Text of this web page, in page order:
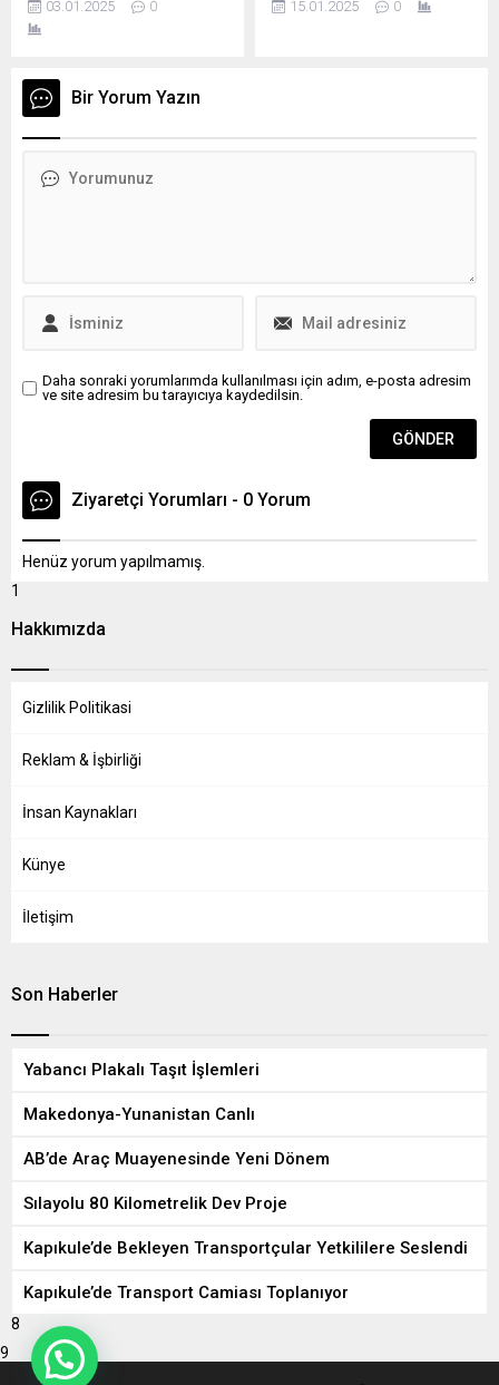
gerektiriyor. Sınır
kapılarından geri dönmek
istenmeyen durumlarla
karşılaşmak istemiyorsanız,
Kendinizin ve sizinle
03.01.2025 0
dini inançlara mensup
15.01.2025 0
Bir Yorum Yazın
Daha sonraki yorumlarımda kullanılması için adım, e-posta adresim
ve site adresim bu tarayıcıya kaydedilsin.
Ziyaretçi Yorumları - 0 Yorum
Henüz yorum yapılmamış.
1
Hakkımızda
Gizlilik Politikasi
Reklam & İşbirliği
İnsan Kaynakları
Künye
İletişim
Son Haberler
Yabancı Plakalı Taşıt İşlemleri
Makedonya-Yunanistan Canlı
AB’de Araç Muayenesinde Yeni Dönem
Sılayolu 80 Kilometrelik Dev Proje
Kapıkule’de Bekleyen Transportçular Yetkililere Seslendi
Kapıkule’de Transport Camiası Toplanıyor
8
9